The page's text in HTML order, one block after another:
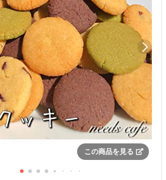
この商品を見る